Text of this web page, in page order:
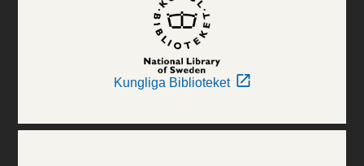
Kungliga Biblioteket